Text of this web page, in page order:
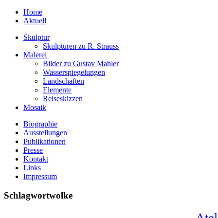
Home
Aktuell
Skulptur
Skulpturen zu R. Strauss
Malerei
Bilder zu Gustav Mahler
Wasserspiegelungen
Landschaften
Elemente
Reiseskizzen
Mosaik
Biographie
Ausstellungen
Publikationen
Presse
Kontakt
Links
Impressum
Schlagwortwolke